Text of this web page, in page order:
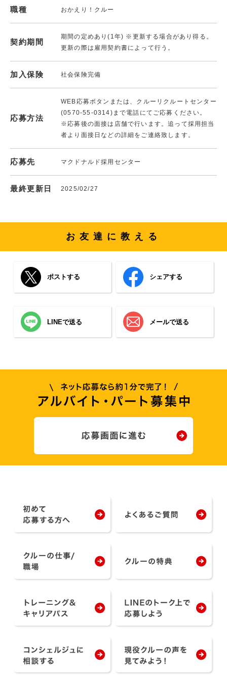
職種 おかえり！クルー
契約期間
期間の定めあり(1年) ※更新する場合があり得る。
更新の際は雇用契約書によって行う。
加入保険 社会保険完備
応募方法
WEB応募ボタンまたは、クルーリクルートセンター
(0570-55-0314)まで電話にてご応募ください。
※応募後の面接は店舗で行います。追って採用担当
者より面接日などの詳細をご連絡致します。
応募先 マクドナルド採用センター
最終更新日 2025/02/27
お友達に教える
ポストする シェアする
LINEで送る メールで送る